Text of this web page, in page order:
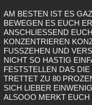
AM BESTEN IST ES
BEWEGEN ES EUCH
ANSCHLIESSEND
KONZENTRIEREN
FUSSZEHEN UND
NICHT SO HASTIG
FESTSTELLEN DAS
TRETTET ZU 80
SICH LIEBER
ALSOOO MERKT